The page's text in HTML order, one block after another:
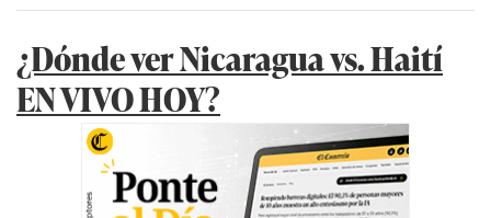
¿Dónde ver Nicaragua vs. Haití
EN VIVO HOY?